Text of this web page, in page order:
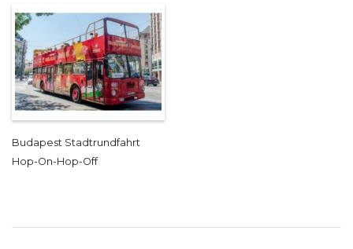
Budapest Stadtrundfahrt
Hop-On-Hop-Off